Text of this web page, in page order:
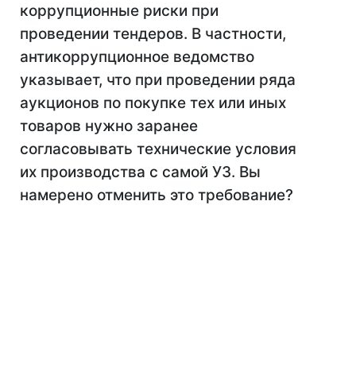
коррупционные риски при
проведении тендеров. В частности,
антикоррупционное ведомство
указывает, что при проведении ряда
аукционов по покупке тех или иных
товаров нужно заранее
согласовывать технические условия
их производства с самой УЗ. Вы
намерено отменить это требование?